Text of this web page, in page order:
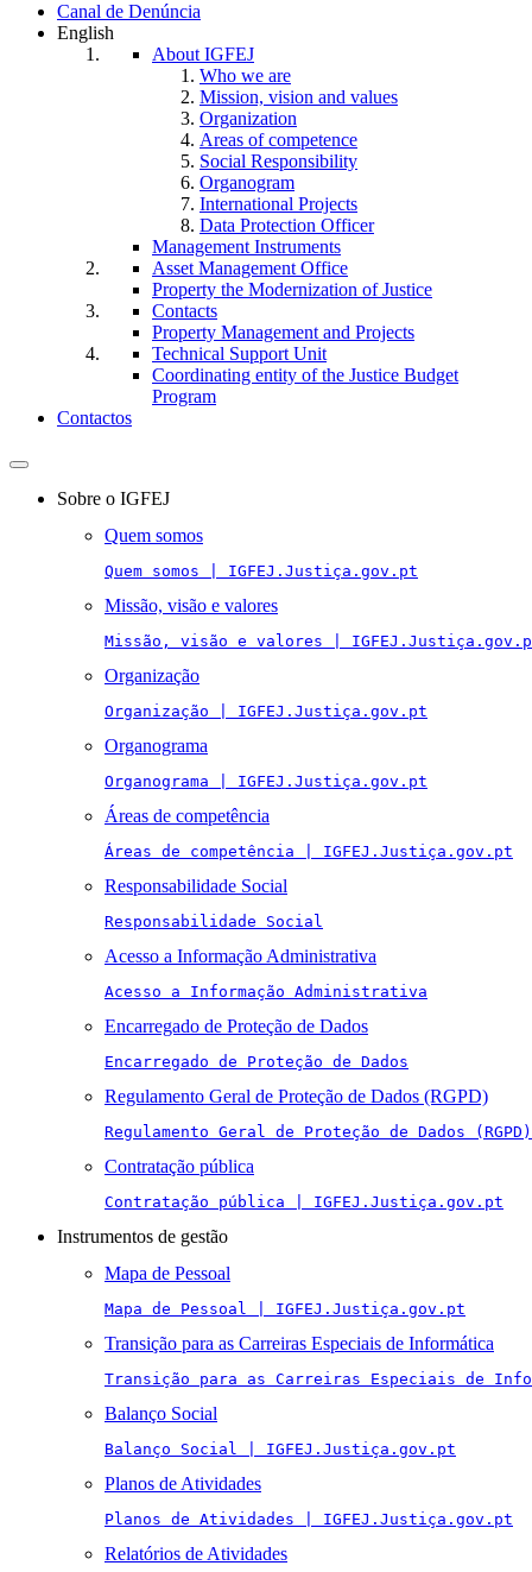
Canal de Denúncia
English
About IGFEJ
Who we are
Mission, vision and values
Organization
Areas of competence
Social Responsibility
Organogram
International Projects
Data Protection Officer
Management Instruments
Asset Management Office
Property the Modernization of Justice
Contacts
Property Management and Projects
Technical Support Unit
Coordinating entity of the Justice Budget
Program
Contactos
Toggle
navigationSobre o IGFEJ
Quem somos
Quem somos | IGFEJ.Justiça.gov.pt
Missão, visão e valores
Missão, visão e valores |
Organização
Organização | IGFEJ.Justiça.gov.pt
Organograma
Organograma | IGFEJ.Justiça.gov.pt
Áreas de competência
Áreas de competência | IGFEJ.Justiça.gov.pt
Responsabilidade Social
Responsabilidade Social
Acesso a Informação Administrativa
Acesso a Informação Administrativa
Encarregado de Proteção de Dados
Encarregado de Proteção de Dados
Regulamento Geral de Proteção de Dados (RGPD)
Regulamento Geral de Proteção de Dados (RGPD)
Contratação pública
Contratação pública | IGFEJ.Justiça.gov.pt
Instrumentos de gestão
Mapa de Pessoal
Mapa de Pessoal | IGFEJ.Justiça.gov.pt
Transição para as Carreiras Especiais de Informática
Transição para as Carreiras Especiais de
Balanço Social
Balanço Social | IGFEJ.Justiça.gov.pt
Planos de Atividades
Planos de Atividades | IGFEJ.Justiça.gov.pt
Relatórios de Atividades